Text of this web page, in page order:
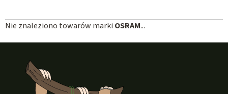
Nie znaleziono towarów marki OSRAM...
S